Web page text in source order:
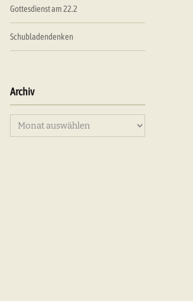
Gottesdienst am 22.2
Schubladendenken
Archiv
Archiv